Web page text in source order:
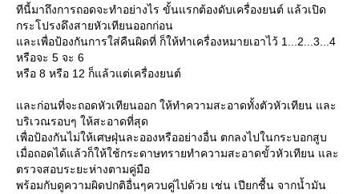
ทีนี้มาถึงการถอดจะทำอย่างไร ขั้นแรกต้องดับเครื่องยนต์ แล้วเปิด
กระโปรงดึงสายหัวเทียนออกก่อน
ละเพื่อป้องกันการใส่คืนผิดที่ ก็ให้ทำเครื่องหมายเอาไว้ 1...2...3...4
หรือจะ 5 จะ 6
หรือ 8 หรือ 12 ก็แล้วแต่เครื่องยนต์
ละก่อนที่จะถอดหัวเทียนออก ให้ทำความสะอาดทั้งตัวหัวเทียน และ
บริเวณรอบๆ ให้สะอาดที่สุด
เพื่อป้องกันไม่ให้เศษฝุ่นละอองหรืออย่างอื่น ตกลงไปในกระบอกสูบ
เมื่อถอดได้แล้วก็ให้ใช้กระดาษทรายทำความสะอาดขั้วหัวเทียน และ
ตรวจสอบระยะห่างตามคู่มือ
พร้อมกับดูความผิดปกติอื่นๆควบคู่ไปด้วย เช่น เปียกชื้น จากน้ำมัน